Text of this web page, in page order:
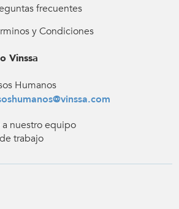
frecuentes
y Condiciones
Vinssa
Humanos
a nuestro equipo
trabajo